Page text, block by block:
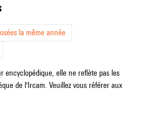
la même année
encyclopédique, elle ne reflète pas les
de l'Ircam. Veuillez vous référer aux